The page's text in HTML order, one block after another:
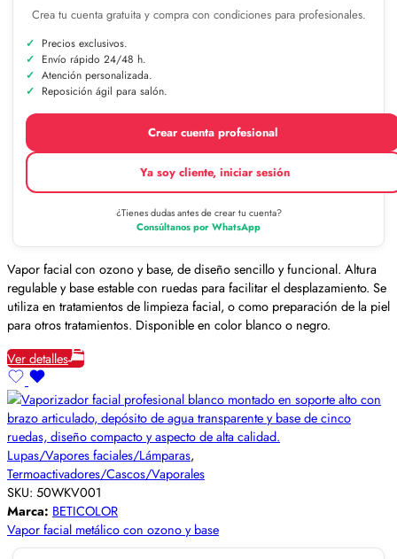
Crea tu cuenta gratuita y compra con condiciones para profesionales.
Precios exclusivos.
Envío rápido 24/48 h.
Atención personalizada.
Reposición ágil para salón.
Crear cuenta profesional
Ya soy cliente, iniciar sesión
¿Tienes dudas antes de crear tu cuenta?
Consúltanos por WhatsApp
Vapor facial con ozono y base, de diseño sencillo y funcional. Altura
regulable y base estable con ruedas para facilitar el desplazamiento. Se
utiliza en tratamientos de limpieza facial, o como preparación de la piel
para otros tratamientos. Disponible en color blanco o negro.
Ver detalles
Lupas/Vapores faciales/Lámparas,
Termoactivadores/Cascos/Vaporales
SKU: 50WKV001
Marca: BETICOLOR
Vapor facial metálico con ozono y base